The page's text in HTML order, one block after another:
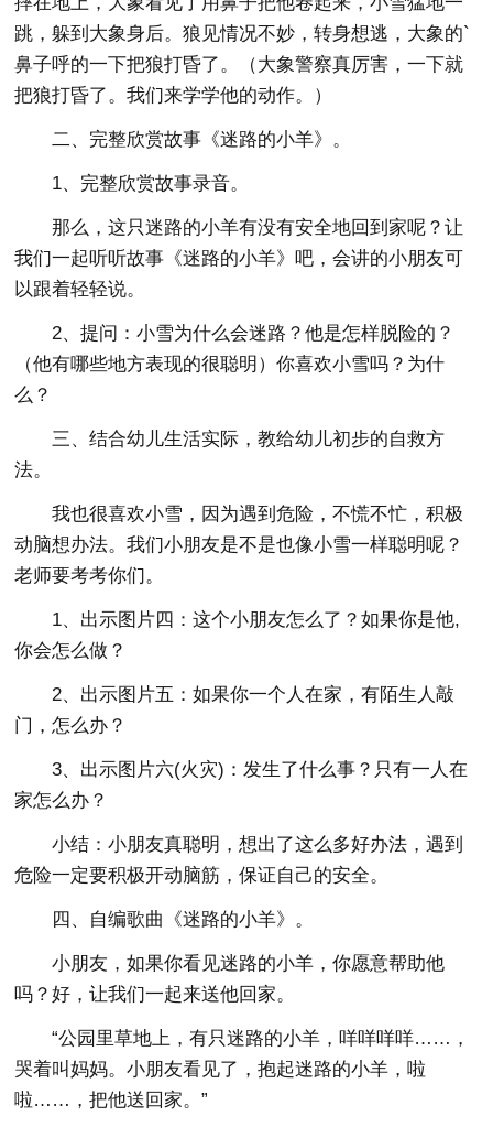
跳，躲到大象身后。狼见情况不妙，转身想逃，大象的`
鼻子呼的一下把狼打昏了。（大象警察真厉害，一下就
把狼打昏了。我们来学学他的动作。）
二、完整欣赏故事《迷路的小羊》。
1、完整欣赏故事录音。
那么，这只迷路的小羊有没有安全地回到家呢？让
我们一起听听故事《迷路的小羊》吧，会讲的小朋友可
以跟着轻轻说。
2、提问：小雪为什么会迷路？他是怎样脱险的？
（他有哪些地方表现的很聪明）你喜欢小雪吗？为什
么？
三、结合幼儿生活实际，教给幼儿初步的自救方
法。
我也很喜欢小雪，因为遇到危险，不慌不忙，积极
动脑想办法。我们小朋友是不是也像小雪一样聪明呢？
老师要考考你们。
1、出示图片四：这个小朋友怎么了？如果你是他,
你会怎么做？
2、出示图片五：如果你一个人在家，有陌生人敲
门，怎么办？
3、出示图片六(火灾)：发生了什么事？只有一人在
家怎么办？
小结：小朋友真聪明，想出了这么多好办法，遇到
危险一定要积极开动脑筋，保证自己的安全。
四、自编歌曲《迷路的小羊》。
小朋友，如果你看见迷路的小羊，你愿意帮助他
吗？好，让我们一起来送他回家。
“公园里草地上，有只迷路的小羊，咩咩咩咩……，
哭着叫妈妈。小朋友看见了，抱起迷路的小羊，啦
啦……，把他送回家。”